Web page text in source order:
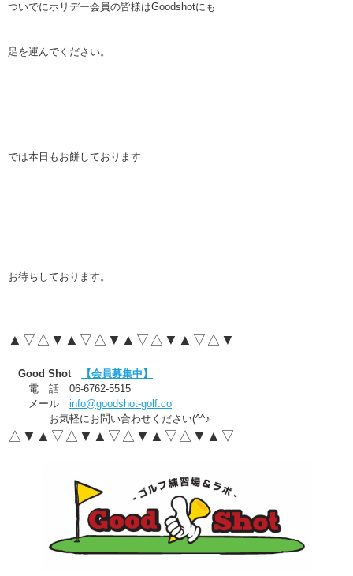
ついでにホリデー会員の皆様はGoodshotにも
足を運んでください。
では本日もお餅しております
お待ちしております。
▲▽△▼▲▽△▼▲▽△▼▲▽△▼
Good Shot
【会員募集中】
電 話 06-6762-5515
メール info@goodshot-golf.co
お気軽にお問い合わせください(^^♪
△▼▲▽△▼▲▽△▼▲▽△▼▲▽